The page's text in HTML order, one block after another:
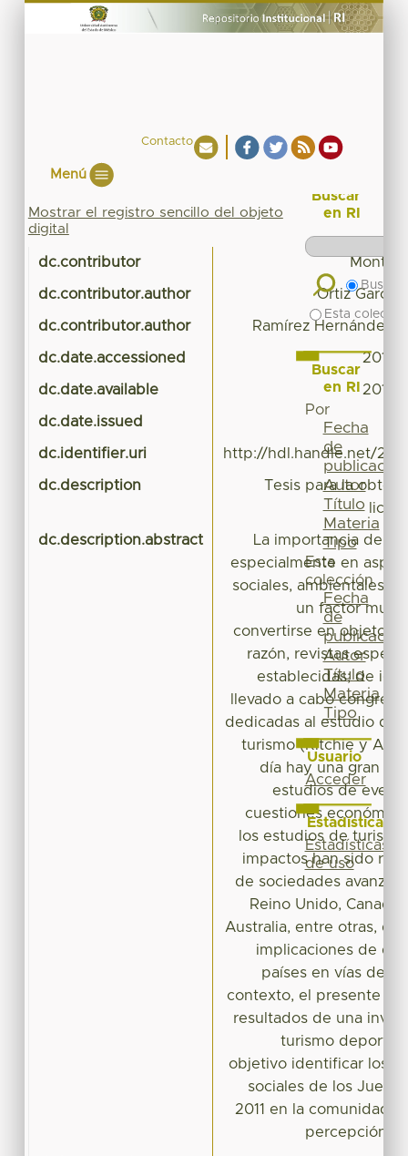
Contacto
Menú
Mostrar el registro sencillo del objeto
digital
dc.contributor
dc.contributor.author Ortiz García,
dc.contributor.author Ramírez Hernández,
dc.date.accessioned 2017-
dc.date.available 2017-
dc.date.issued
dc.identifier.uri http://hdl.handle.net/
dc.description
Tesis para la
dc.description.abstract
La importancia del
especialmente en
sociales, ambientales y
un factor muy
convertirse en objeto
razón, revistas
establecidas; de
llevado a cabo
dedicadas al estudio de
turismo (Ritchie y
día hay una gran
estudios de
cuestiones
los estudios de
impactos han sido
de sociedades
Reino Unido,
Australia, entre otras,
implicaciones de
países en vías de
contexto, el presente
resultados de una
turismo
objetivo identificar los
sociales de los
2011 en la comunidad
percepción
Buscar
en RI
Buscar
Esta
Buscar
en RI
Por
Fecha
de
publicación
Autor
Título
Materia
Tipo
Esta
colección
Fecha
de
publicación
Autor
Título
Materia
Tipo
Usuario
Acceder
Estadísticas
Estadísticas
de uso